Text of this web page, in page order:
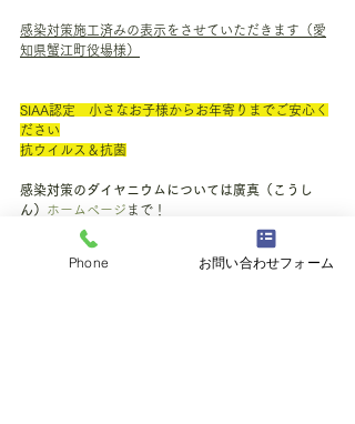
感染対策施工済みの表示をさせていただきます（愛
知県蟹江町役場様）
SIAA認定　小さなお子様からお年寄りまでご安心く
ださい
抗ウイルス＆抗菌
感染対策のダイヤニウムについては廣真（こうし
ん） ホームページ まで！
Phone お問い合わせフォーム